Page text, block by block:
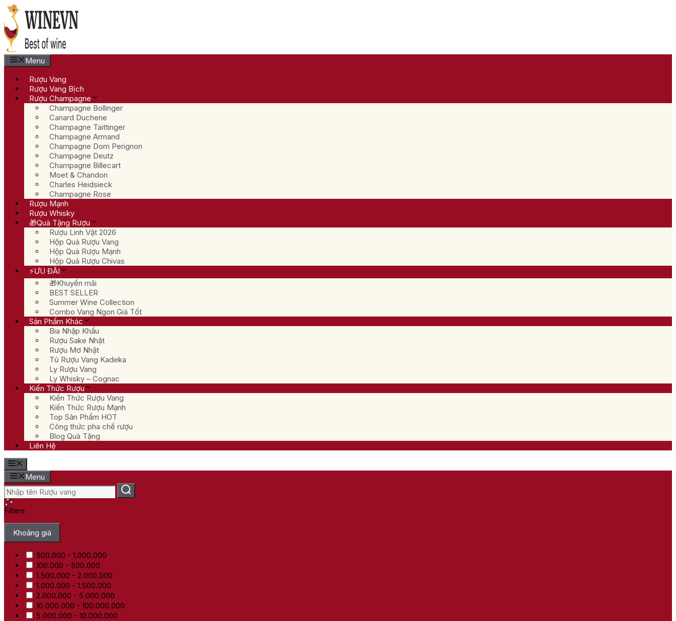
Chuyển
đến
nội
dung
Menu
Rượu Vang
Rượu Vang Bịch
Rượu Champagne
Champagne Bollinger
Canard Duchene
Champagne Taittinger
Champagne Armand
Champagne Dom Perignon
Champagne Deutz
Champagne Billecart
Moet & Chandon
Charles Heidsieck
Champagne Rose
Rượu Mạnh
Rượu Whisky
🎁Quà Tặng Rượu
Rượu Linh Vật 2026
Hộp Quà Rượu Vang
Hộp Quà Rượu Mạnh
Hộp Quà Rượu Chivas
⚡ƯU ĐÃI
🎁Khuyến mãi
BEST SELLER
Summer Wine Collection
Combo Vang Ngon Giá Tốt
Sản Phẩm Khác
Bia Nhập Khẩu
Rượu Sake Nhật
Rượu Mơ Nhật
Tủ Rượu Vang Kadeka
Ly Rượu Vang
Ly Whisky – Cognac
Kiến Thức Rượu
Kiến Thức Rượu Vang
Kiến Thức Rượu Mạnh
Top Sản Phẩm HOT
Công thức pha chế rượu
Blog Quà Tặng
Liên Hệ
Menu
Filters
Khoảng giá
500.000 - 1.000.000
100.000 - 500.000
1.500.000 - 2.000.000
1.000.000 - 1.500.000
2.000.000 - 5.000.000
10.000.000 - 100.000.000
5.000.000 - 10.000.000